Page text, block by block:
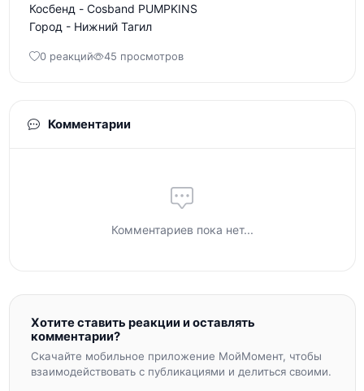
Косбенд - Cosband PUMPKINS
Город - Нижний Тагил
0 реакций 45 просмотров
Комментарии
Комментариев пока нет...
Хотите ставить реакции и оставлять
комментарии?
Скачайте мобильное приложение МойМомент, чтобы
взаимодействовать с публикациями и делиться своими.